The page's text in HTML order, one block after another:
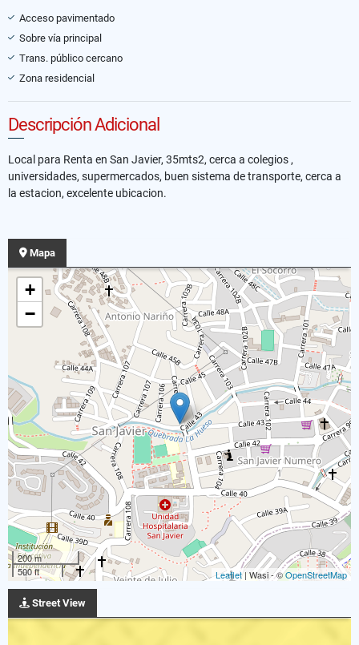
Acceso pavimentado
Sobre vía principal
Trans. público cercano
Zona residencial
Descripción Adicional
Local para Renta en San Javier, 35mts2, cerca a colegios ,
universidades, supermercados, buen sistema de transporte, cerca a
la estacion, excelente ubicacion.
Mapa
+
−
200 m
500 ft
Leaflet | Wasi - ©OpenStreetMap
Street View